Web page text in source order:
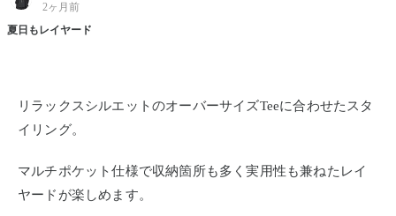
2ヶ月前
夏日もレイヤード
リラックスシルエットのオーバーサイズTeeに合わせたスタ
イリング。
マルチポケット仕様で収納箇所も多く実用性も兼ねたレイ
ヤードが楽しめます。